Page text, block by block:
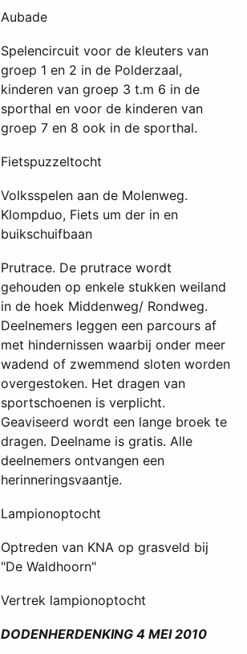
Aubade
Spelencircuit voor de kleuters van
groep 1 en 2 in de Polderzaal,
kinderen van groep 3 t.m 6 in de
sporthal en voor de kinderen van
groep 7 en 8 ook in de sporthal.
Fietspuzzeltocht
Volksspelen aan de Molenweg.
Klompduo, Fiets um der in en
buikschuifbaan
Prutrace. De prutrace wordt
gehouden op enkele stukken weiland
in de hoek Middenweg/ Rondweg.
Deelnemers leggen een parcours af
met hindernissen waarbij onder meer
wadend of zwemmend sloten worden
overgestoken. Het dragen van
sportschoenen is verplicht.
Geaviseerd wordt een lange broek te
dragen. Deelname is gratis. Alle
deelnemers ontvangen een
herinneringsvaantje.
Lampionoptocht
Optreden van KNA op grasveld bij
"De Waldhoorn"
Vertrek lampionoptocht
DODENHERDENKING 4 MEI 2010